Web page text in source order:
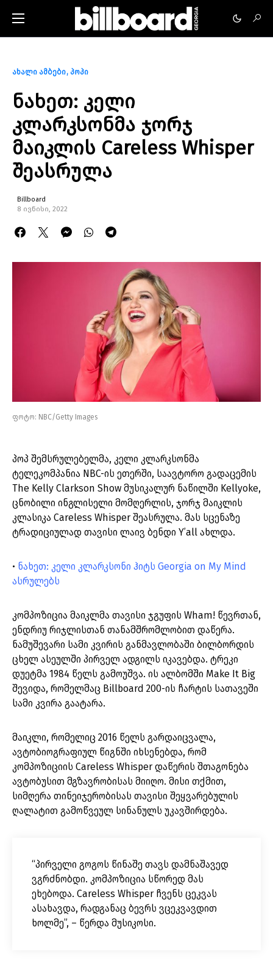
ახალი ამბები პოპი
ნახეთ: კელი
კლარკსონმა ჯორჯ
მაიკლის Careless Whisper
შეასრულა
Billboard
8 ივნისი, 2022
ფოტო: NBC/Getty Images
პოპ შემსრულებელმა, კელი კლარკსონმა
ტელეკომპანია NBC-ის ეთერში, საავტორო გადაცემის
The Kelly Clarkson Show მუსიკალურ ნაწილში Kellyoke,
ცნობილი ინგლისელი მომღერლის, ჯორჯ მაიკლის
კლასიკა Careless Whisper შეასრულა. მას სცენაზე
ტრადიციულად თავისი ლაივ ბენდი Y’all ახლდა.
• ნახეთ: კელი კლარკსონი ჰიტს Georgia on My Mind
ასრულებს
კომპოზიცია მაიკლმა თავისი ჯგუფის Wham! წევრთან,
ენდრიუ რიჯლისთან თანამშრომლობით დაწერა.
ნამუშევარი სამი კვირის განმავლობაში ბილბორდის
ცხელ ასეულში პირველ ადგილს იკავებდა. ტრეკი
დუეტმა 1984 წელს გამოუშვა. ის ალბომში Make It Big
შევიდა, რომელმაც Billboard 200-ის ჩარტის სათავეში
სამი კვირა გაატარა.
მაიკლი, რომელიც 2016 წელს გარდაიცვალა,
ავტობიოგრაფიულ წიგნში იხსენებდა, რომ
კომპოზიციის Careless Whisper დაწერის შთაგონება
ავტობუსით მგზავრობისას მიიღო. მისი თქმით,
სიმღერა თინეიჯერობისას თავისი შეყვარებულის
ღალატით გამოწვეულ სინანულს უკავშირდება.
“პირველი გოგოს წინაშე თავს დამნაშავედ
ვგრძნობდი. კომპოზიცია სწორედ მას
ეხებოდა. Careless Whisper ჩვენს ცეკვას
ასახავდა, რადგანაც ბევრს ვცეკვავდით
ხოლმე”, – წერდა მუსიკოსი.